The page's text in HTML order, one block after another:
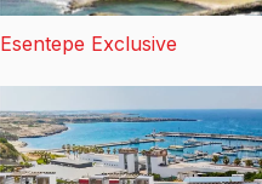
Esentepe Exclusive